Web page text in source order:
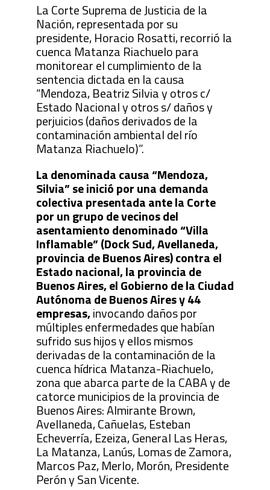
La Corte Suprema de Justicia de la
Nación, representada por su
presidente, Horacio Rosatti, recorrió la
cuenca Matanza Riachuelo para
monitorear el cumplimiento de la
sentencia dictada en la causa
“Mendoza, Beatriz Silvia y otros c/
Estado Nacional y otros s/ daños y
perjuicios (daños derivados de la
contaminación ambiental del río
Matanza Riachuelo)”.
La denominada causa “Mendoza,
Silvia” se inició por una demanda
colectiva presentada ante la Corte
por un grupo de vecinos del
asentamiento denominado “Villa
Inflamable” (Dock Sud, Avellaneda,
provincia de Buenos Aires) contra el
Estado nacional, la provincia de
Buenos Aires, el Gobierno de la Ciudad
Autónoma de Buenos Aires y 44
empresas,invocando daños por
múltiples enfermedades que habían
sufrido sus hijos y ellos mismos
derivadas de la contaminación de la
cuenca hídrica Matanza-Riachuelo,
zona que abarca parte de la CABA y de
catorce municipios de la provincia de
Buenos Aires: Almirante Brown,
Avellaneda, Cañuelas, Esteban
Echeverría, Ezeiza, General Las Heras,
La Matanza, Lanús, Lomas de Zamora,
Marcos Paz, Merlo, Morón, Presidente
Perón y San Vicente.